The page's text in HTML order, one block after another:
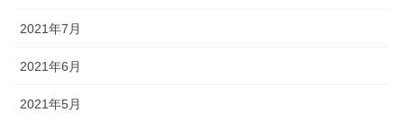
2021年7月
2021年6月
2021年5月